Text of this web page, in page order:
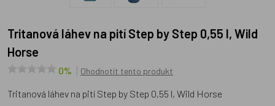
Tritanová láhev na pití Step by Step 0,55 l, Wild
Horse
0% Ohodnotit tento produkt
Tritanová láhev na pití Step by Step 0,55 l, Wild Horse